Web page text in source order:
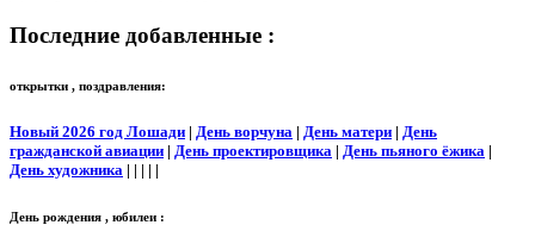
Последние добавленные :
открытки , поздравления:
Новый 2026 год Лошади | День ворчуна | День матери | День
гражданской авиации | День проектировщика | День пьяного ёжика |
День художника | | | | |
День рождения , юбилеи :